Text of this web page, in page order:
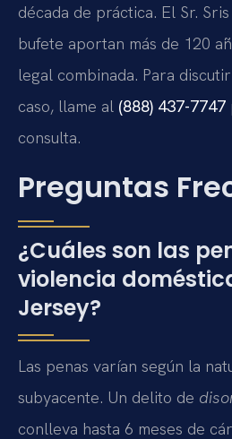
década de práctica. El Sr.
bufete aportan más de 120
legal combinada. Para
caso, llame al (888) 437-7747
consulta.
Preguntas
¿Cuáles son las
violencia
Jersey?
Las penas varían según la
subyacente. Un delito de
conlleva hasta 6 meses de